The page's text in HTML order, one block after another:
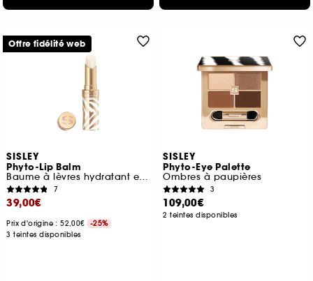
SISLEY
Phyto-Lip Balm
Baume à lèvres hydratant et repulpant
7
39,00€
Prix d'origine : 52,00€
-25%
3 teintes disponibles
Offre fidélité web
SISLEY
Phyto-Eye Palette
Ombres à paupières
3
109,00€
2 teintes disponibles